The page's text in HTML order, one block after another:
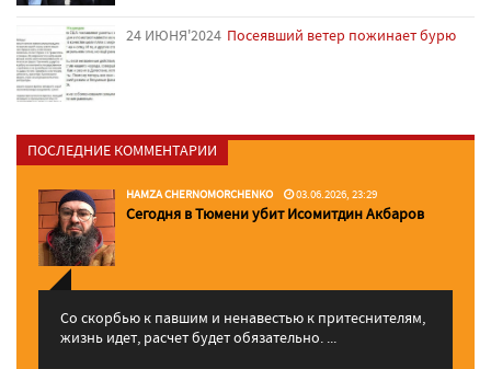
24 ИЮНЯ'2024 Посеявший ветер пожинает бурю
ПОСЛЕДНИЕ КОММЕНТАРИИ
HAMZA CHERNOMORCHENKO 03.06.2026, 23:29
Сегодня в Тюмени убит Исомитдин Акбаров
Со скорбью к павшим и ненавестью к притеснителям,
жизнь идет, расчет будет обязательно. ...